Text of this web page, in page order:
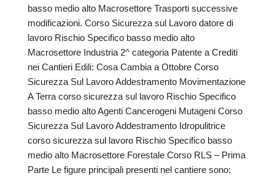
basso medio alto Macrosettore Trasporti successive
modificazioni. Corso Sicurezza sul Lavoro datore di
lavoro Rischio Specifico basso medio alto
Macrosettore Industria 2^ categoria Patente a Crediti
nei Cantieri Edili: Cosa Cambia a Ottobre Corso
Sicurezza Sul Lavoro Addestramento Movimentazione
A Terra corso sicurezza sul lavoro Rischio Specifico
basso medio alto Agenti Cancerogeni Mutageni Corso
Sicurezza Sul Lavoro Addestramento Idropulitrice
corso sicurezza sul lavoro Rischio Specifico basso
medio alto Macrosettore Forestale Corso RLS – Prima
Parte Le figure principali presenti nel cantiere sono: